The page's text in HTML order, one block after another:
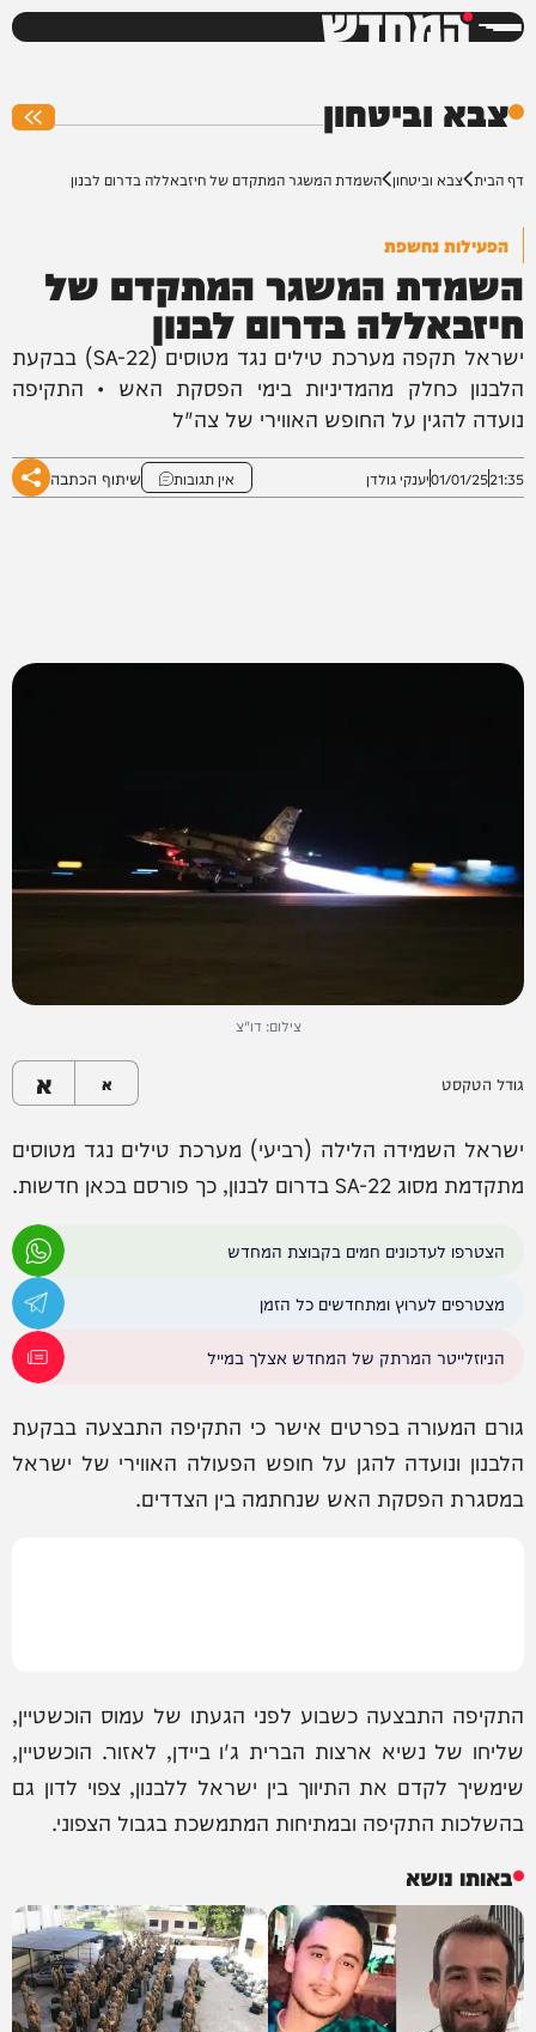
המחדש
צבא וביטחון
דף הבית צבא וביטחון השמדת המשגר המתקדם של חיזבאללה בדרום לבנון
הפעילות נחשפת
השמדת המשגר המתקדם של
חיזבאללה בדרום לבנון
ישראל תקפה מערכת טילים נגד מטוסים (SA-22) בבקעת
הלבנון כחלק מהמדיניות בימי הפסקת האש • התקיפה
נועדה להגין על החופש האווירי של צה"ל
21:35
01/01/25יענקי גולדן אין תגובות שיתוף הכתבה
צילום: דו"צ
גודל הטקסט א א
ישראל השמידה הלילה (רביעי) מערכת טילים נגד מטוסים
מתקדמת מסוג SA-22 בדרום לבנון, כך פורסם בכאן חדשות.
הצטרפו לעדכונים חמים בקבוצת המחדש
מצטרפים לערוץ ומתחדשים כל הזמן
הניוזלייטר המרתק של המחדש אצלך במייל
גורם המעורה בפרטים אישר כי התקיפה התבצעה בבקעת
הלבנון ונועדה להגן על חופש הפעולה האווירי של ישראל
במסגרת הפסקת האש שנחתמה בין הצדדים.
התקיפה התבצעה כשבוע לפני הגעתו של עמוס הוכשטיין,
שליחו של נשיא ארצות הברית ג'ו ביידן, לאזור. הוכשטיין,
שימשיך לקדם את התיווך בין ישראל ללבנון, צפוי לדון גם
בהשלכות התקיפה ובמתיחות המתמשכת בגבול הצפוני.
באותו נושא